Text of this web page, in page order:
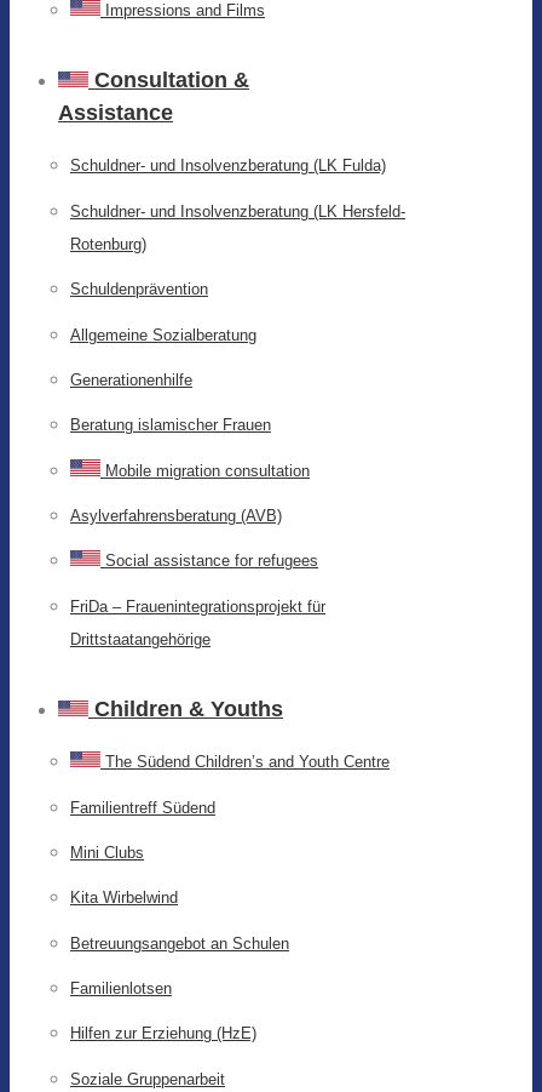
Impressions and Films
Consultation &
Assistance
Schuldner- und Insolvenzberatung (LK Fulda)
Schuldner- und Insolvenzberatung (LK Hersfeld-
Rotenburg)
Schuldenprävention
Allgemeine Sozialberatung
Generationenhilfe
Beratung islamischer Frauen
Mobile migration consultation
Asylverfahrensberatung (AVB)
Social assistance for refugees
FriDa – Frauenintegrationsprojekt für
Drittstaatangehörige
Children & Youths
The Südend Children’s and Youth Centre
Familientreff Südend
Mini Clubs
Kita Wirbelwind
Betreuungsangebot an Schulen
Familienlotsen
Hilfen zur Erziehung (HzE)
Soziale Gruppenarbeit